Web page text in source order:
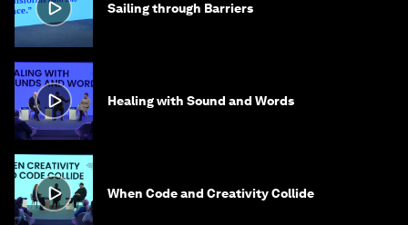
Sailing through Barriers
Healing with Sound and Words
When Code and Creativity Collide